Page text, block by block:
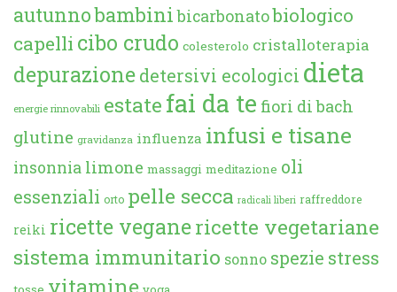
autunnobambini bicarbonatobiologico
capelli cibo crudo colesterolo cristalloterapia
depurazione detersivi ecologici dieta
energie rinnovabili estate fai da te fiori di bach
glutine gravidanza influenza infusi e tisane
insonnia limone massaggi meditazione oli
essenziali orto pelle secca radicali liberi raffreddore
reiki ricette veganericette vegetariane
sistema immunitario sonno spezie stress
vitamine